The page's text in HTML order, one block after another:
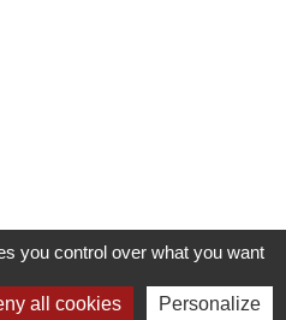
you control over what you want
all cookies Personalize